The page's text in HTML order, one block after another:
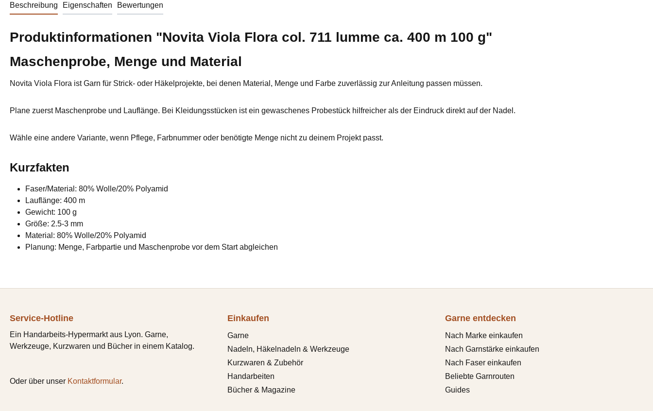
Beschreibung Eigenschaften Bewertungen
Produktinformationen "Novita Viola Flora col. 711 lumme ca. 400 m 100 g"
Maschenprobe, Menge und Material
Novita Viola Flora ist Garn für Strick- oder Häkelprojekte, bei denen Material, Menge und Farbe zuverlässig zur Anleitung passen müssen.
Plane zuerst Maschenprobe und Lauflänge. Bei Kleidungsstücken ist ein gewaschenes Probestück hilfreicher als der Eindruck direkt auf der Nadel.
Wähle eine andere Variante, wenn Pflege, Farbnummer oder benötigte Menge nicht zu deinem Projekt passt.
Kurzfakten
Faser/Material: 80% Wolle/20% Polyamid
Lauflänge: 400 m
Gewicht: 100 g
Größe: 2.5-3 mm
Material: 80% Wolle/20% Polyamid
Planung: Menge, Farbpartie und Maschenprobe vor dem Start abgleichen
Service-Hotline
Ein Handarbeits-Hypermarkt aus Lyon. Garne,
Werkzeuge, Kurzwaren und Bücher in einem Katalog.
Oder über unser Kontaktformular.
Einkaufen
Garne
Nadeln, Häkelnadeln & Werkzeuge
Kurzwaren & Zubehör
Handarbeiten
Bücher & Magazine
Garne entdecken
Nach Marke einkaufen
Nach Garnstärke einkaufen
Nach Faser einkaufen
Beliebte Garnrouten
Guides